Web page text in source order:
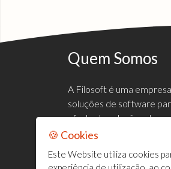
Quem Somos
A Filosoft é uma
soluções de software
oferta de soluções de
mercado empresarial,
🍪 Cookies
Este Website utiliza cookies